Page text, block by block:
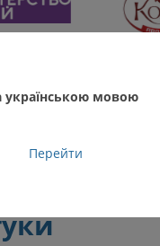
українською мовою
Перейти